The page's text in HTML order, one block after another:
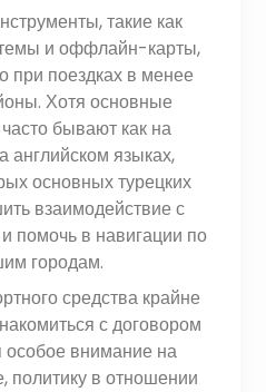
такие как
и оффлайн-карты,
при поездках в менее
Хотя основные
бывают как на
английском языках,
основных турецких
взаимодействие с
помочь в навигации по
городам.
средства крайне
с договором
внимание на
политику в отношении